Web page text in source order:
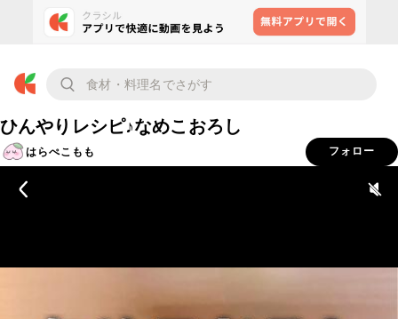
ひんやりレシピ♪なめこおろし
はらぺこもも フォロー